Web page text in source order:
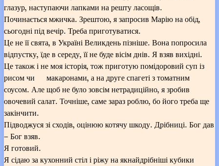
глазур, наступаючи лапками на решту ласощів.
Починається мжичка. Зрештою, я запросив Марію на обід,
сьогодні під вечір. Треба приготуватися.
Це не її свята, в Україні Великдень пізніше. Вона попросила
відпустку, їде в середу, її не буде вісім днів. Я взяв вихідні.
Це також і не моя історія, тож приготую помідоровий суп із
рисом чи макаронами, а на друге спагеті з томатним
соусом. Але щоб не було зовсім нетрадиційно, я зробив
овочевий салат. Точніше, саме зараз роблю, бо його треба ще
закінчити.
Підводжуся зі сходів, оцінюю котячу шкоду. Дрібниці. Бог дав
– Бог взяв.
Я готовий.
Я сідаю за кухонний стіл і ріжу на якнайдрібніші кубики